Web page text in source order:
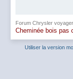
Forum Chrysler
Cheminée bois pas
Utiliser la version